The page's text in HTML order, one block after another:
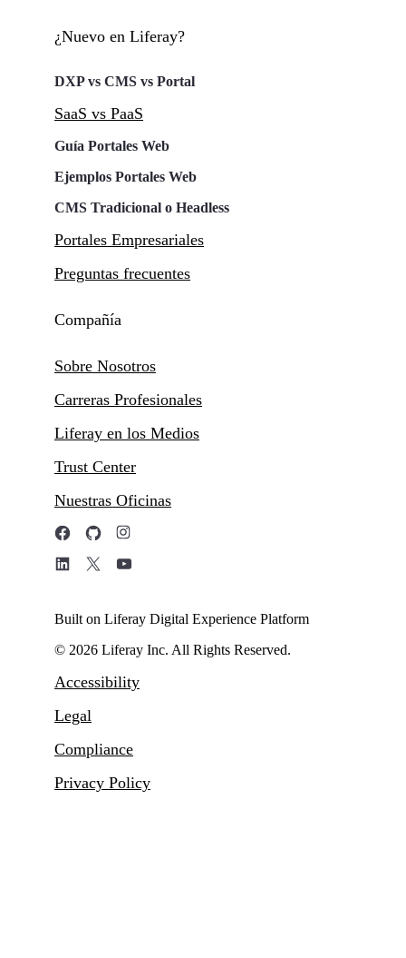
¿Nuevo en Liferay?
DXP vs CMS vs Portal
SaaS vs PaaS
Guía Portales Web
Ejemplos Portales Web
CMS Tradicional o Headless
Portales Empresariales
Preguntas frecuentes
Compañía
Sobre Nosotros
Carreras Profesionales
Liferay en los Medios
Trust Center
Nuestras Oficinas
Built on Liferay Digital Experience Platform
© 2026 Liferay Inc. All Rights Reserved.
Accessibility
Legal
Compliance
Privacy Policy